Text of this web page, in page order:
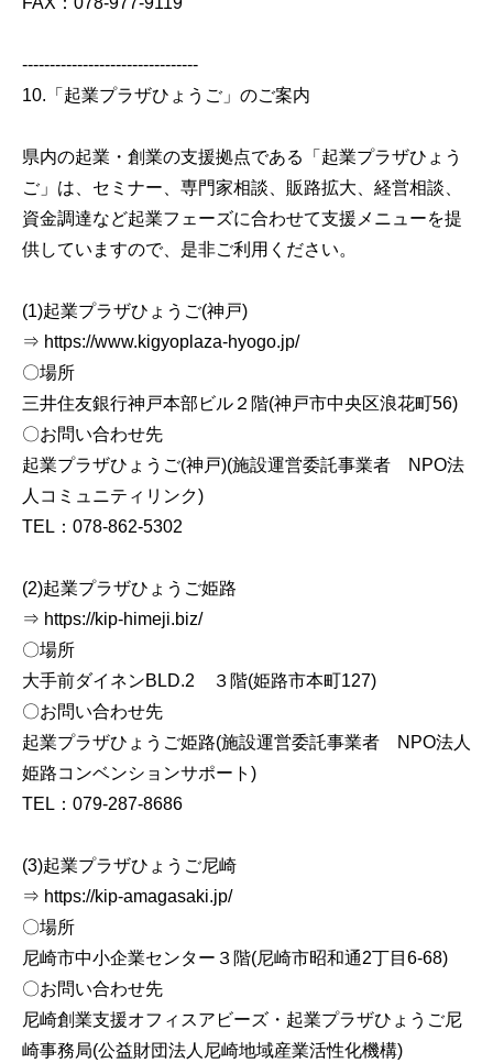
--------------------------------
10.「起業プラザひょうご」のご案内
県内の起業・創業の支援拠点である「起業プラザひょう
ご」は、セミナー、専門家相談、販路拡大、経営相談、
資金調達など起業フェーズに合わせて支援メニューを提
供していますので、是非ご利用ください。
(1)起業プラザひょうご(神戸)
⇒ https://www.kigyoplaza-hyogo.jp/
〇場所
三井住友銀行神戸本部ビル２階(神戸市中央区浪花町56)
〇お問い合わせ先
起業プラザひょうご(神戸)(施設運営委託事業者 NPO法
人コミュニティリンク)
TEL：078-862-5302
(2)起業プラザひょうご姫路
⇒ https://kip-himeji.biz/
〇場所
大手前ダイネンBLD.2 ３階(姫路市本町127)
〇お問い合わせ先
起業プラザひょうご姫路(施設運営委託事業者 NPO法人
姫路コンベンションサポート)
TEL：079-287-8686
(3)起業プラザひょうご尼崎
⇒ https://kip-amagasaki.jp/
〇場所
尼崎市中小企業センター３階(尼崎市昭和通2丁目6-68)
〇お問い合わせ先
尼崎創業支援オフィスアビーズ・起業プラザひょうご尼
崎事務局(公益財団法人尼崎地域産業活性化機構)